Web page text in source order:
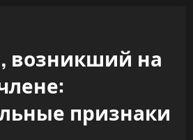
возникший на
признаки